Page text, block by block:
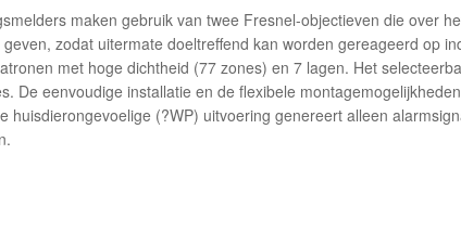
maken gebruik van twee Fresnel-objectieven die over
zodat uitermate doeltreffend kan worden gereageerd op
met hoge dichtheid (77 zones) en 7 lagen. Het
De eenvoudige installatie en de flexibele
huisdierongevoelige (?WP) uitvoering genereert alleen